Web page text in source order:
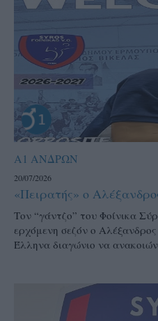
Α1 ΑΝΔΡΩΝ
20/07/2026
«Πειρατής» ο
Τον “γάντζο” του Φοίνικα
ερχόμενη σεζόν ο
Έλληνα διαγώνιο να